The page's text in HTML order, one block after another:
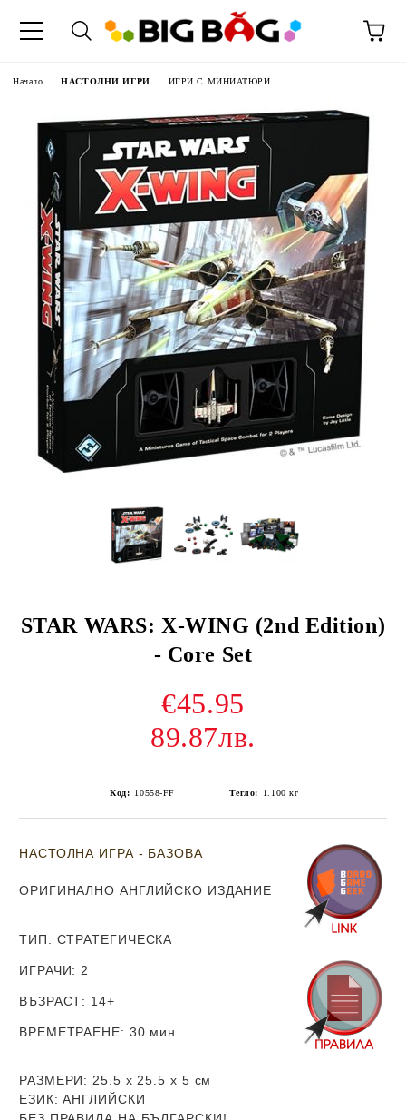
Начало НАСТОЛНИ ИГРИ ИГРИ С МИНИАТЮРИ
STAR WARS: X-WING (2nd Edition)
- Core Set
€45.95
89.87лв.
Код: 10558-FF Тегло: 1.100 кг
НАСТОЛНА ИГРА - БАЗОВА
ОРИГИНАЛНО АНГЛИЙСКО ИЗДАНИЕ
ТИП: СТРАТЕГИЧЕСКА
ИГРАЧИ: 2
ВЪЗРАСТ: 14+
ВРЕМЕТРАЕНЕ: 30 мин.
РАЗМЕРИ: 25.5 х 25.5 х 5 см
ЕЗИК: АНГЛИЙСКИ